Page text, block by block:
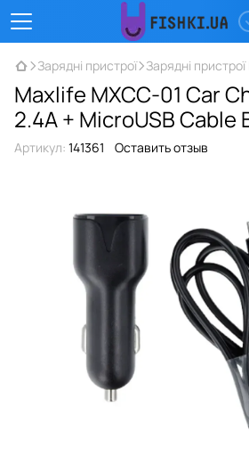
Зарядні пристрої Зарядні
Maxlife MXCC-01 Car
2.4A + MicroUSB Cable
Артикул: 141361 Оставить отзыв